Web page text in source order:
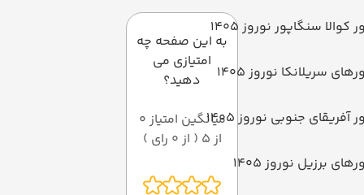
کوالا سنگاپور نوروز 1405
سریلانکا نوروز 1405
آفریقای جنوبی نوروز 1405
برزیل نوروز 1405
به این صفحه چه
امتیازی می
دهید؟
میانگین امتیاز 0
از 5 ( از 0 رای )